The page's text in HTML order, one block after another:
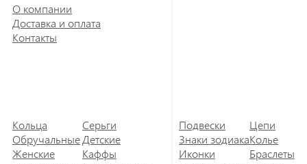
О компании
Доставка и оплата
Контакты
Кольца
Обручальные
Женские
Серьги
Детские
Каффы
Подвески
Знаки зодиака
Иконки
Цепи
Колье
Браслеты